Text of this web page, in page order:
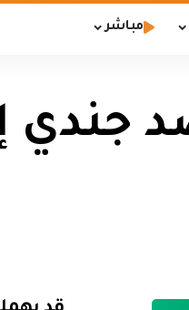
مباشر
جندي